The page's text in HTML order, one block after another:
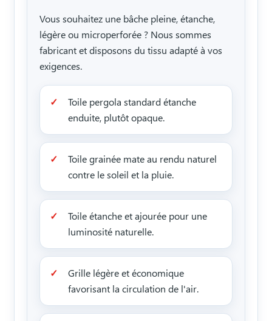
Vous souhaitez une bâche pleine, étanche,
légère ou microperforée ? Nous sommes
fabricant et disposons du tissu adapté à vos
exigences.
Toile pergola standard étanche
enduite, plutôt opaque.
Toile grainée mate au rendu naturel
contre le soleil et la pluie.
Toile étanche et ajourée pour une
luminosité naturelle.
Grille légère et économique
favorisant la circulation de l'air.